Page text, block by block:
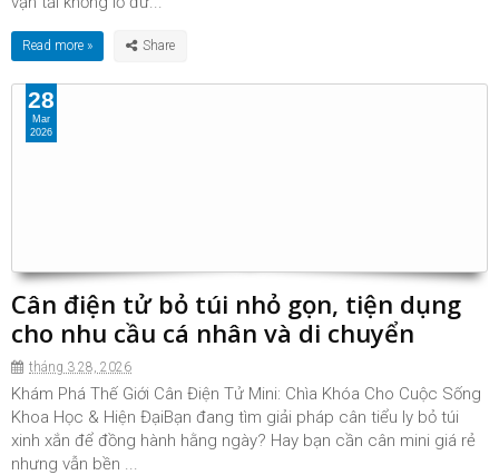
Read more »
Cân điện tử bỏ túi nhỏ gọn, tiện dụng
cho nhu cầu cá nhân và di chuyển
tháng 3 28, 2026
Khám Phá Thế Giới Cân Điện Tử Mini: Chìa Khóa Cho Cuộc Sống
Khoa Học & Hiện ĐạiBạn đang tìm giải pháp cân tiểu ly bỏ túi
xinh xắn để đồng hành hằng ngày? Hay bạn cần cân mini giá rẻ
nhưng vẫn bền ...
28
Mar
2026